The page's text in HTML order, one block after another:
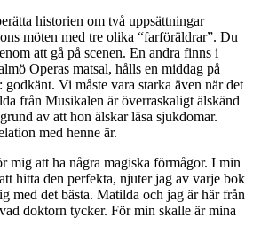
historien om två uppsättningar
möten med tre olika “farföräldrar”. Du
att gå på scenen. En andra finns i
Operas matsal, hålls en middag på
godkänt. Vi måste vara starka även när det
från Musikalen är överraskaligt älskänd
av att hon älskar läsa sjukdomar.
med henne är.
mig att ha några magiska förmågor. I min
hitta den perfekta, njuter jag av varje bok
med det bästa. Matilda och jag är här från
doktorn tycker. För min skalle är mina